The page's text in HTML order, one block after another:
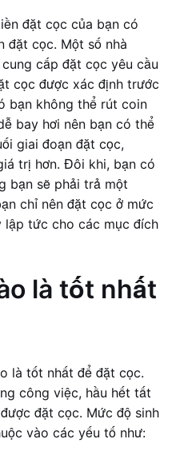
đặt cọc của bạn có
đặt cọc. Một số nhà
cấp đặt cọc yêu cầu
cọc được xác định trước
bạn không thể rút coin
bay hơi nên bạn có thể
giai đoạn đặt cọc,
trị hơn. Đôi khi, bạn có
bạn sẽ phải trả một
chỉ nên đặt cọc ở mức
lập tức cho các mục đích
là tốt nhất
là tốt nhất để đặt cọc.
công việc, hầu hết tất
đặt cọc. Mức độ sinh
vào các yếu tố như: